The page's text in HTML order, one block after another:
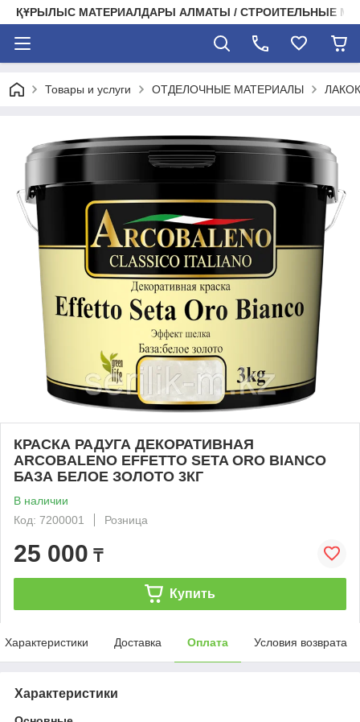
ҚҰРЫЛЫС МАТЕРИАЛДАРЫ АЛМАТЫ / СТРОИТЕЛЬНЫЕ
Товары и услуги ОТДЕЛОЧНЫЕ МАТЕРИАЛЫ
КРАСКА РАДУГА ДЕКОРАТИВНАЯ
ARCOBALENO EFFETTO SETA ORO BIANCO
БАЗА БЕЛОЕ ЗОЛОТО 3КГ
В наличии
Код: 7200001
Розница
25 000 ₸
Купить
Характеристики Доставка Оплата Условия возврата
Характеристики